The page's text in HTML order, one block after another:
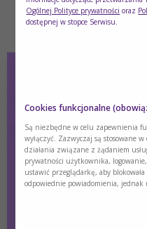
Diet prescription -
Establishing a prescription
Ogólnej Polityce prywatności oraz
dostępnej w stopce Serwisu.
Cookies funkcjonalne
Są niezbędne w celu zapewnienia
wyłączyć. Zazwyczaj są stosowane
działania związane z żądaniem
prywatności użytkownika,
ustawić przeglądarkę, aby
odpowiednie powiadomienia, jednak